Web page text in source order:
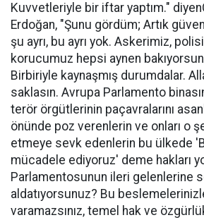
Kuvvetleriyle bir iftar yaptım."
Erdoğan, "Şunu gördüm; Artık
şu ayrı, bu ayrı yok. Askerimiz,
korucumuz hepsi aynen
Birbiriyle kaynaşmış durumdalar.
saklasın. Avrupa Parlamento
terör örgütlerinin paçavralarını
önünde poz verenlerin ve onları o
etmeye sevk edenlerin bu ülkede
mücadele ediyoruz' deme hakları
Parlamentosunun ileri gelenlerine
aldatıyorsunuz? Bu
varamazsınız, temel hak ve